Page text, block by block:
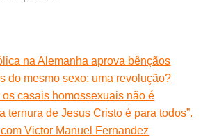
na Alemanha aprova bênçãos
do mesmo sexo: uma revolução?
os casais homossexuais não é
ternura de Jesus Cristo é para todos”.
Victor Manuel Fernandez